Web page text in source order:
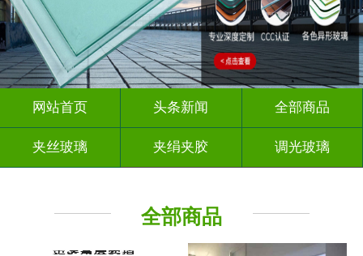
网站首页 头条新闻 全部商品
夹丝玻璃 夹绢夹胶 调光玻璃
其它玻璃
全部商品